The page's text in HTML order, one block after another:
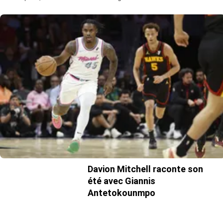
Davion Mitchell raconte son
été avec Giannis
Antetokounmpo